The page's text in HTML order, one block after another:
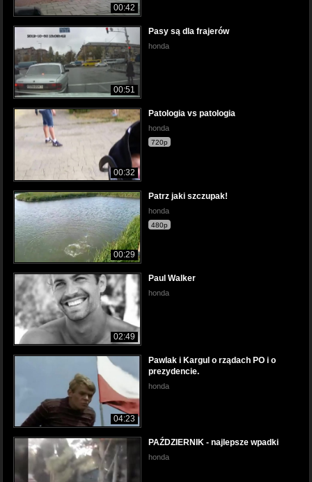
00:42
00:51
Pasy są dla frajerów
honda
00:32
Patologia vs patologia
honda
720p
00:29
Patrz jaki szczupak!
honda
480p
02:49
Paul Walker
honda
04:23
Pawlak i Kargul o rządach PO i o
prezydencie.
honda
PAŹDZIERNIK - najlepsze wpadki
honda